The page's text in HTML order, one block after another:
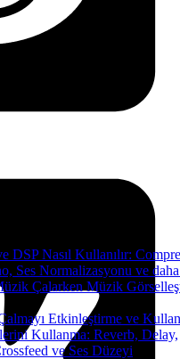
DSP Nasıl Kullanılır:
Ses Normalizasyonu ve daha
Çalarken Müzik
Etkinleştirme ve
Kullanma: Reverb, Delay,
ve Ses Düzeyi